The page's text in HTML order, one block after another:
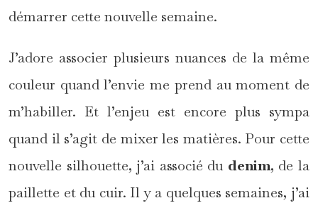
démarrer cette nouvelle semaine.
J’adore associer plusieurs nuances de la même
couleur quand l’envie me prend au moment de
m’habiller. Et l’enjeu est encore plus sympa
quand il s’agit de mixer les matières. Pour cette
nouvelle silhouette, j’ai associé du denim, de la
paillette et du cuir. Il y a quelques semaines, j’ai